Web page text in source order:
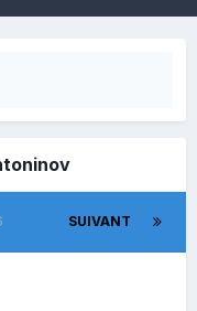
SUIVANT